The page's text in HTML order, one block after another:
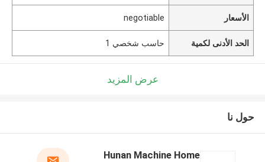
الأسعار negotiable
الحد الأدنى لكمية حاسب شخصي 1
عرض المزيد
حول نا
Hunan Machine Home